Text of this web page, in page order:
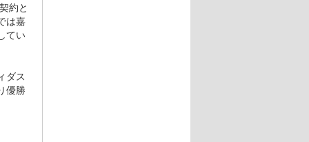
約と
は嘉
てい
ダス
優勝